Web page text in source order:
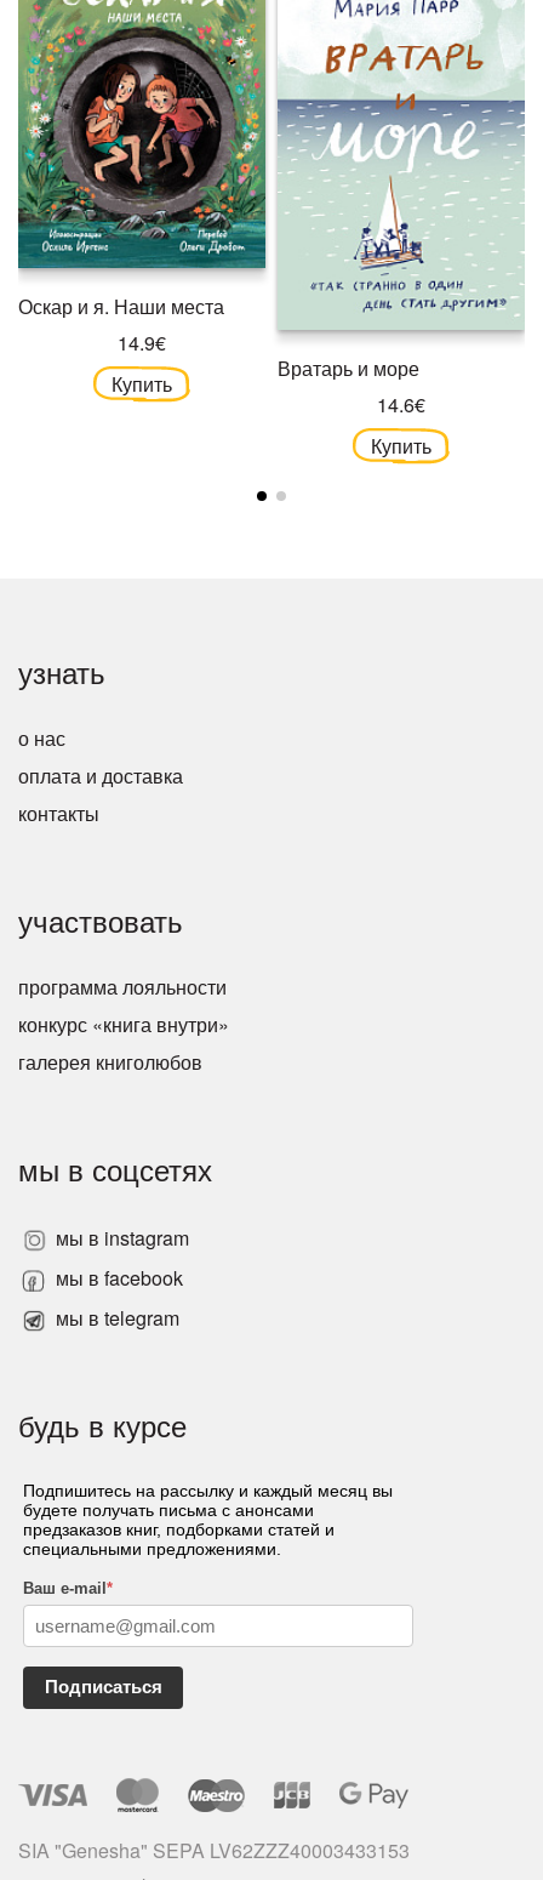
Оскар и я. Наши места
14.9€
Купить
Вратарь и море
14.6€
Купить
узнать
о нас
оплата и доставка
контакты
участвовать
программа лояльности
конкурс «книга внутри»
галерея книголюбов
мы в соцсетях
мы в instagram
мы в facebook
мы в telegram
будь в курсе
Подпишитесь на рассылку и каждый месяц вы
будете получать письма с анонсами
предзаказов книг, подборками статей и
специальными предложениями.
Ваш e-mail *
Подписаться
SIA "Genesha" SEPA LV62ZZZ40003433153